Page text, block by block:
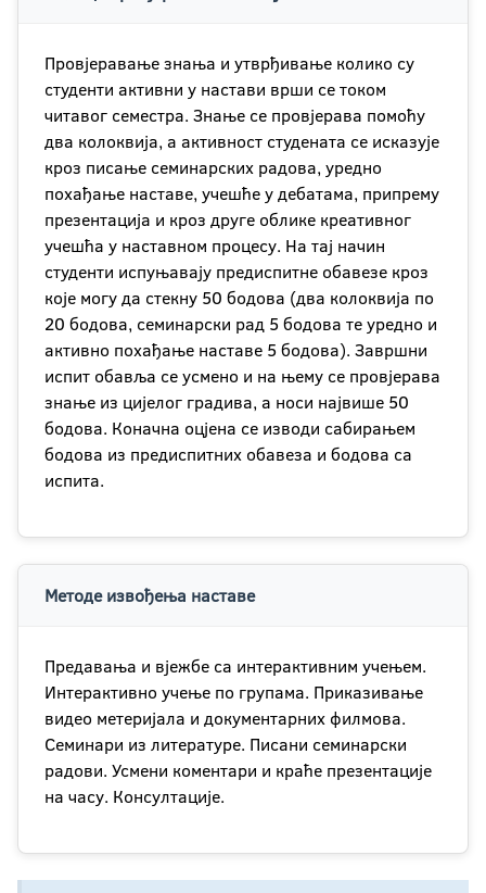
Провјеравање знања и утврђивање колико су
студенти активни у настави врши се током
читавог семестра. Знање се провјерава помоћу
два колоквија, а активност студената се исказује
кроз писање семинарских радова, уредно
похађање наставе, учешће у дебатама, припрему
презентација и кроз друге облике креативног
учешћа у наставном процесу. На тај начин
студенти испуњавају предиспитне обавезе кроз
које могу да стекну 50 бодова (два колоквија по
20 бодова, семинарски рад 5 бодова те уредно и
активно похађање наставе 5 бодова). Завршни
испит обавља се усмено и на њему се провjерава
знање из цијелог градива, а носи највише 50
бодова. Коначна оцјена се изводи сабирањем
бодова из предиспитних обавеза и бодова са
испита.
Методе извођења наставе
Предавања и вјежбе са интерактивним учењем.
Интерактивно учење по групама. Приказивање
видео метеријала и документарних филмова.
Семинари из литературе. Писани семинарски
радови. Усмени коментари и краће презентације
на часу. Консултације.